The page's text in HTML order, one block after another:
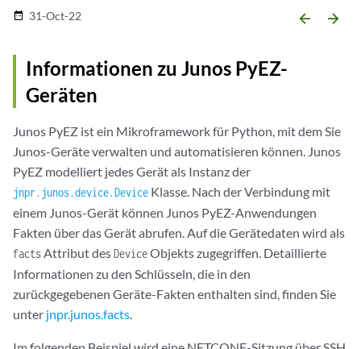
date_range 31-Oct-22 arrow_backward arrow_forward
Informationen zu Junos PyEZ-
Geräten
Junos PyEZ ist ein Mikroframework für Python, mit dem Sie
Junos-Geräte verwalten und automatisieren können. Junos
PyEZ modelliert jedes Gerät als Instanz der
jnpr.junos.device.Device Klasse. Nach der Verbindung mit
einem Junos-Gerät können Junos PyEZ-Anwendungen
Fakten über das Gerät abrufen. Auf die Gerätedaten wird als
factsAttribut desDeviceObjekts zugegriffen. Detaillierte
Informationen zu den Schlüsseln, die in den
zurückgegebenen Geräte-Fakten enthalten sind, finden Sie
unter jnpr.junos.facts.